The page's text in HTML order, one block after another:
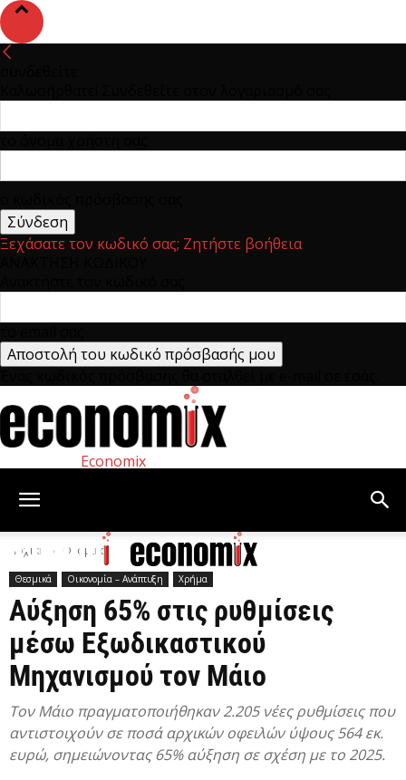
Ξεχάσατε τον κωδικό σας; Ζητήστε βοήθεια
Economix
Αρχική Θεσμικά
Θεσμικά Οικονομία – Ανάπτυξη Χρήμα
Αύξηση 65% στις ρυθμίσεις
μέσω Εξωδικαστικού
Μηχανισμού τον Μάιο
Tον Μάιο πραγματοποιήθηκαν 2.205 νέες ρυθμίσεις που
αντιστοιχούν σε ποσά αρχικών οφειλών ύψους 564 εκ.
ευρώ, σημειώνοντας 65% αύξηση σε σχέση με τo 2025.